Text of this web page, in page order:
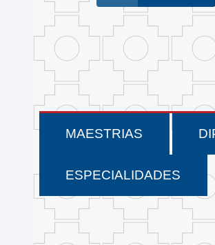
MAESTRIAS
ESPECIALIDADES